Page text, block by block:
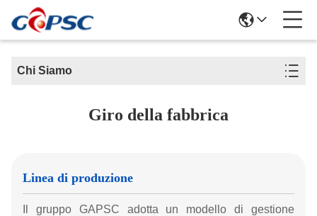
Chi Siamo
Giro della fabbrica
Linea di produzione
Il gruppo GAPSC adotta un modello di gestione